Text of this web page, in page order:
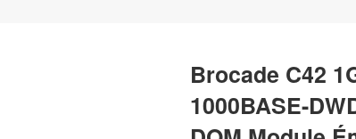
Brocade C42
1000BASE-